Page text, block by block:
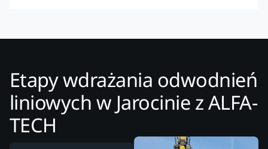
Etapy wdrażania odwodnień
liniowych w Jarocinie z ALFA-
TECH